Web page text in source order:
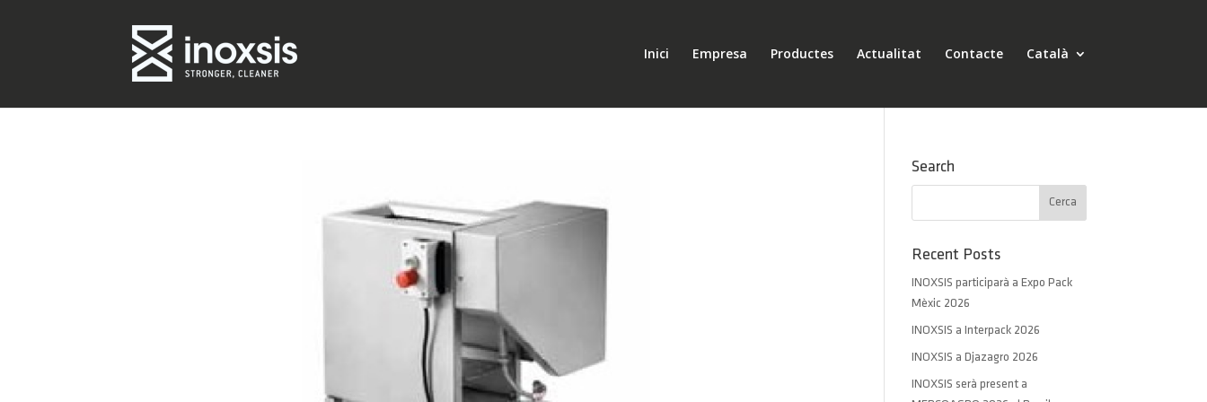
Inici Empresa Productes Actualitat Contacte Català
Search
Recent Posts
INOXSIS participarà a Expo Pack
Mèxic 2026
INOXSIS a Interpack 2026
INOXSIS a Djazagro 2026
INOXSIS serà present a